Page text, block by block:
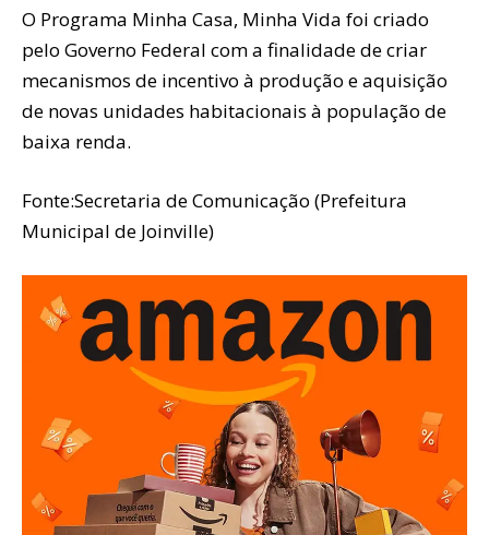
O Programa Minha Casa, Minha Vida foi criado
pelo Governo Federal com a finalidade de criar
mecanismos de incentivo à produção e aquisição
de novas unidades habitacionais à população de
baixa renda.
Fonte:Secretaria de Comunicação (Prefeitura
Municipal de Joinville)